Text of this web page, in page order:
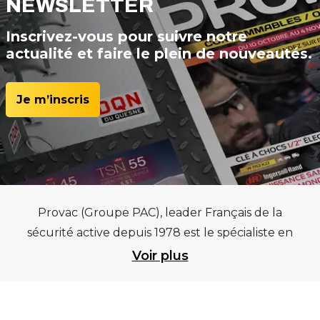
NEWSLETTER
Inscrivez-vous pour suivre notre
actualité et faire le plein de nouveautés.
Je m’inscris
Provac (Groupe PAC), leader Français de la
sécurité active depuis 1978 est le spécialiste en
équipements pour garages et centres
Voir plus